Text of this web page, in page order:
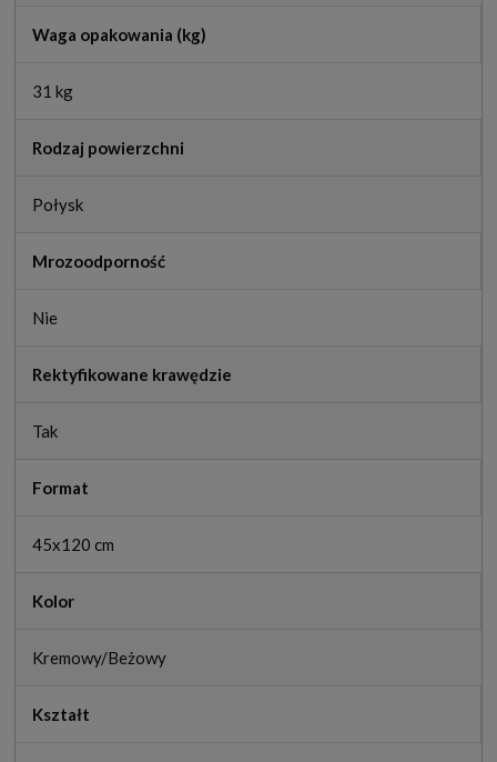
Waga opakowania (kg)
31 kg
Rodzaj powierzchni
Połysk
Mrozoodporność
Nie
Rektyfikowane krawędzie
Tak
Format
45x120 cm
Kolor
Kremowy/Beżowy
Kształt